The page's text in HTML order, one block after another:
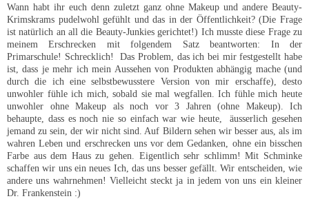
Wann habt ihr euch denn zuletzt ganz ohne Makeup und andere Beauty-
Krimskrams pudelwohl gefühlt und das in der Öffentlichkeit? (Die Frage
ist natürlich an all die Beauty-Junkies gerichtet!) Ich musste diese Frage zu
meinem Erschrecken mit folgendem Satz beantworten: In der
Primarschule! Schrecklich!
Das Problem, das ich bei mir festgestellt habe
ist, dass je mehr ich mein Aussehen von Produkten abhängig mache (und
durch die ich eine selbstbewusstere Version von mir erschaffe), desto
unwohler fühle ich mich, sobald sie mal wegfallen. Ich fühle mich heute
unwohler ohne Makeup als noch vor 3 Jahren (ohne Makeup). Ich
behaupte, dass es noch nie so einfach war wie heute,
äusserlich gesehen
jemand zu sein, der wir nicht sind. Auf Bildern sehen wir besser aus, als im
wahren Leben und erschrecken uns vor dem Gedanken, ohne ein bisschen
Farbe aus dem Haus zu gehen. Eigentlich sehr schlimm! Mit Schminke
schaffen wir uns ein neues Ich, das uns besser gefällt. Wir entscheiden, wie
andere uns wahrnehmen! Vielleicht steckt ja in jedem von uns ein kleiner
Dr. Frankenstein :)